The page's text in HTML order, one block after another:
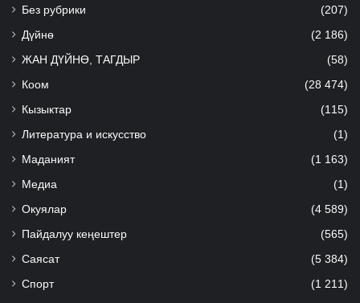
Без рубрики (207)
Дүйнө (2 186)
ЖАН ДҮЙНӨ, ТАГДЫР (58)
Коом (28 474)
Кызыктар (115)
Литература и искусство (1)
Маданият (1 163)
Медиа (1)
Окуялар (4 589)
Пайдалуу кеңештер (565)
Саясат (5 384)
Спорт (1 211)